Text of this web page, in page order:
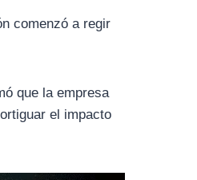
comenzó a regir
que la empresa
el impacto